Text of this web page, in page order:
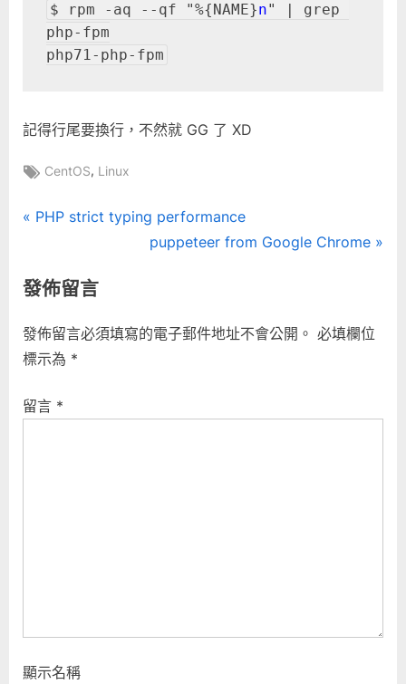
$ rpm -aq --qf "%{NAME}n" | grep
php-fpm
php71-php-fpm
記得行尾要換行，不然就 GG 了 XD
Tags:
CentOS, Linux
文
導
覽
P
v
o
u
P
PHP strict typing performance
N
P
t
puppeteer from Google Chrome
發佈留言
發佈留言必須填寫的電子郵件地址不會公開。 必填欄位
標示為 *
留言 *
顯示名稱